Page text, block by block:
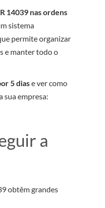
14039 nas ordens
sistema
permite organizar
e manter todo o
5 diase ver como
sua empresa:
a
obtêm grandes